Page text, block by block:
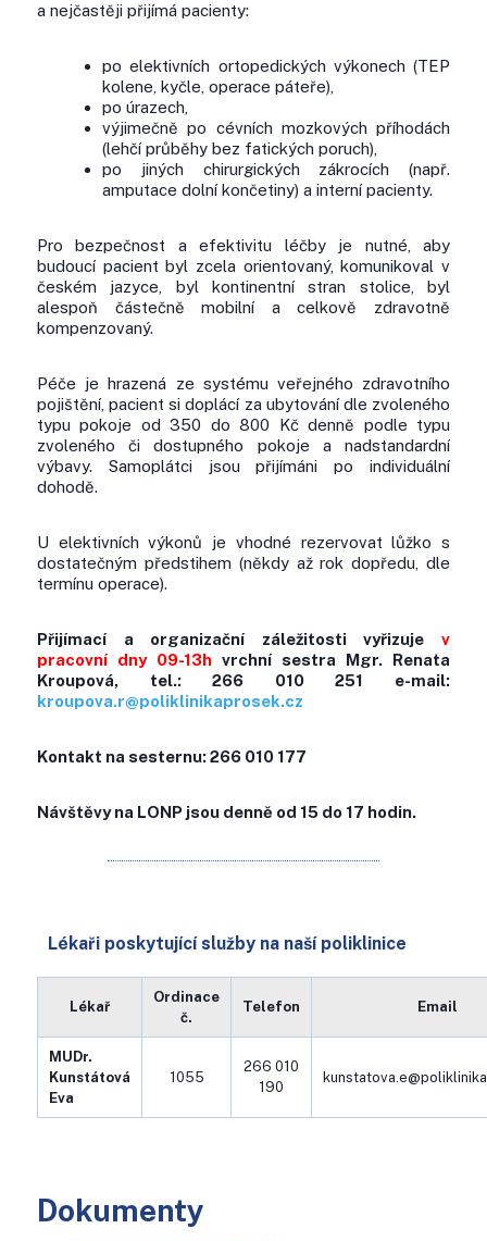
a nejčastěji přijímá pacienty:
po elektivních ortopedických výkonech (TEP
kolene, kyčle, operace páteře),
po úrazech,
výjimečně po cévních mozkových příhodách
(lehčí průběhy bez fatických poruch),
po jiných chirurgických zákrocích (např.
amputace dolní končetiny) a interní pacienty.
Pro bezpečnost a efektivitu léčby je nutné, aby
budoucí pacient byl zcela orientovaný, komunikoval v
českém jazyce, byl kontinentní stran stolice, byl
alespoň částečně mobilní a celkově zdravotně
kompenzovaný.
Péče je hrazená ze systému veřejného zdravotního
pojištění, pacient si doplácí za ubytování dle zvoleného
typu pokoje od 350 do 800 Kč denně podle typu
zvoleného či dostupného pokoje a nadstandardní
výbavy. Samoplátci jsou přijímáni po individuální
dohodě.
U elektivních výkonů je vhodné rezervovat lůžko s
dostatečným předstihem (někdy až rok dopředu, dle
termínu operace).
Přijímací a organizační záležitosti vyřizuje v
pracovní dny 09-13h vrchní sestra Mgr. Renata
Kroupová, tel.: 266 010 251 e-mail:
kroupova.r@poliklinikaprosek.cz
Kontakt na sesternu: 266 010 177
Návštěvy na LONP jsou denně od 15 do 17 hodin.
Lékaři poskytující služby na naší poliklinice
Lékař
Ordinace
č.
Telefon Email
MUDr.
Kunstátová
Eva
1055
266 010
190
Dokumenty